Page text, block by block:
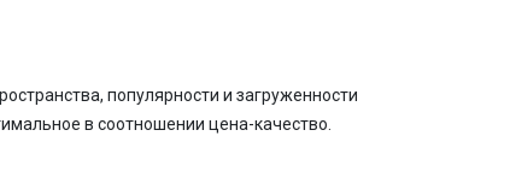
популярности и загруженности
в соотношении цена-качество.